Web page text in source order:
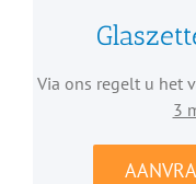
Via ons regelt u het
3